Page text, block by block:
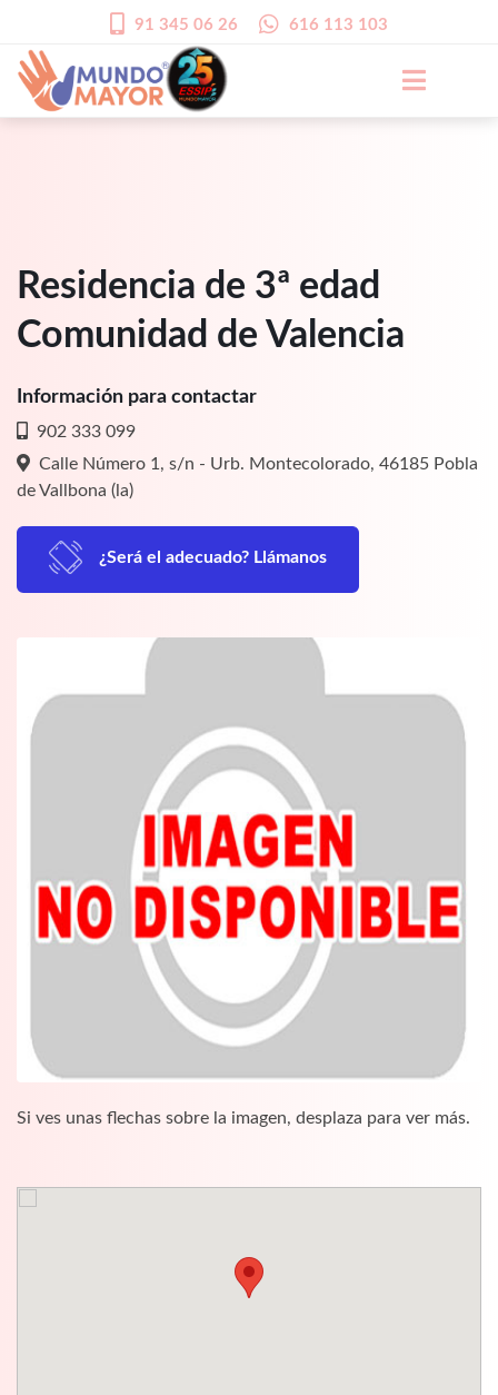
91 345 06 26 616 113 103
Residencia de 3ª edad
Comunidad de Valencia
Información para contactar
902 333 099
Calle Número 1, s/n - Urb. Montecolorado, 46185 Pobla
de Vallbona (la)
¿Será el adecuado? Llámanos
Si ves unas flechas sobre la imagen, desplaza para ver más.